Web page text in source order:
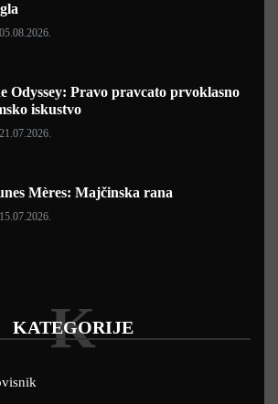
05.08.2026.
Odyssey: Pravo pravcato prvoklasno
iskustvo
21.07.2026.
Mères: Majčinska rana
15.07.2026.
KATEGORIJE
K